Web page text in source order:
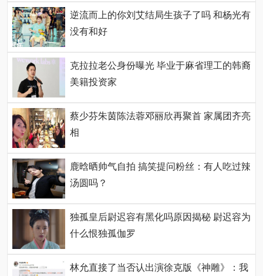
逆流而上的你刘艾结局生孩子了吗 和杨光有
没有和好
克拉拉老公身份曝光 毕业于麻省理工的韩裔
美籍投资家
蔡少芬朱茵陈法蓉邓丽欣再聚首 家属团齐亮
相
鹿晗晒帅气自拍 搞笑提问粉丝：有人吃过辣
汤圆吗？
独孤皇后尉迟容有黑化吗原因揭秘 尉迟容为
什么恨独孤伽罗
林允直接了当否认出演徐克版《神雕》：我